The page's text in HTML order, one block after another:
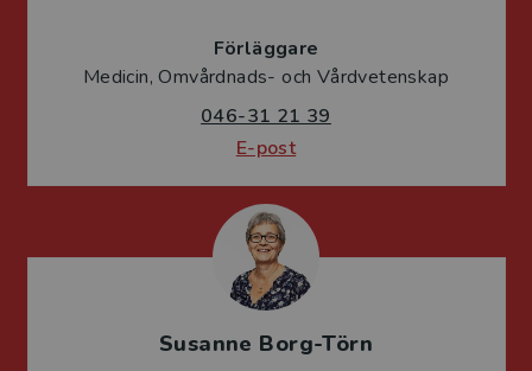
Förläggare
Medicin, Omvårdnads- och Vårdvetenskap
046-31 21 39
E-post
Susanne Borg-Törn